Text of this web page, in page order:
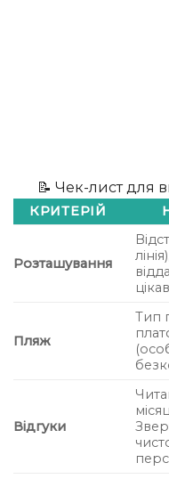
📝 Чек-лист для
КРИТЕРІЙ
Розташування
Пляж
Тип
Відгуки